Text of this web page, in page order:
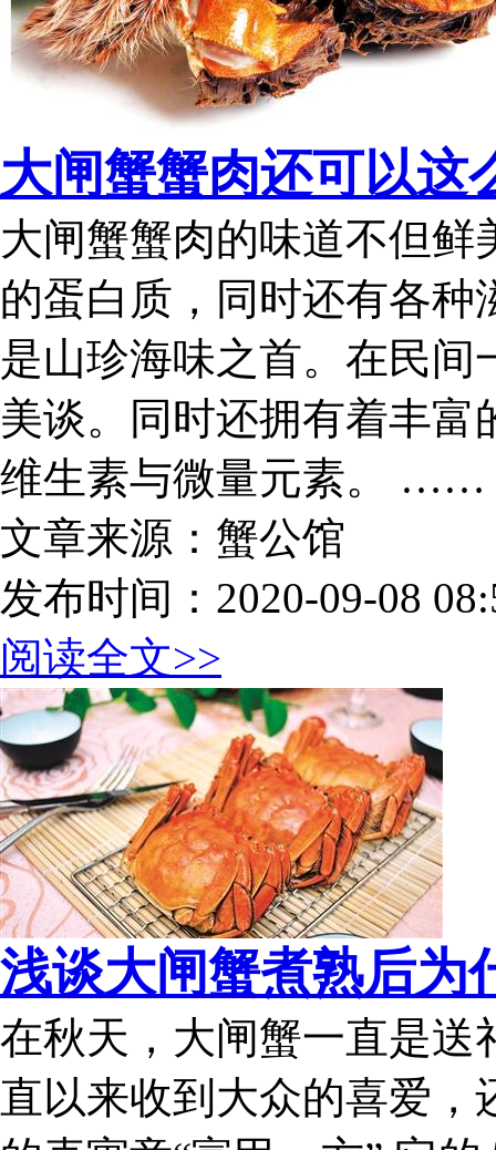
大闸蟹蟹肉还可以这
大闸蟹蟹肉的味道不但
的蛋白质，同时还有各
是山珍海味之首。在民间
美谈。同时还拥有着丰
维生素与微量元素。 ……
文章来源：蟹公馆
发布时间：2020-09-08
阅读全文>>
浅谈大闸蟹煮熟后为
在秋天，大闸蟹一直是送
直以来收到大众的喜爱